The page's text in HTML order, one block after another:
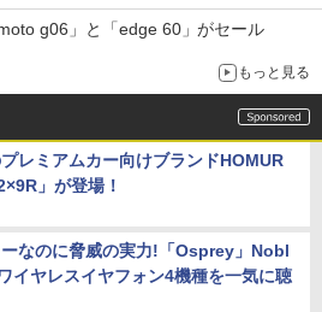
g06」と「edge 60」がセール
もっと見る
レミアムカー向けブランドHOMUR
」が登場！
なのに脅威の実力!「Osprey」Nobl
イヤレスイヤフォン4機種を一気に聴